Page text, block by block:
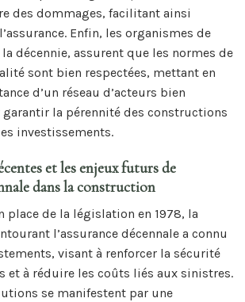
des dommages, facilitant ainsi
Enfin, les organismes de
décennie, assurent que les normes de
sont bien respectées, mettant en
d’un réseau d’acteurs bien
la pérennité des constructions
investissements.
et les enjeux futurs de
dans la construction
place de la législation en 1978, la
l’assurance décennale a connu
visant à renforcer la sécurité
et à réduire les coûts liés aux sinistres.
se manifestent par une